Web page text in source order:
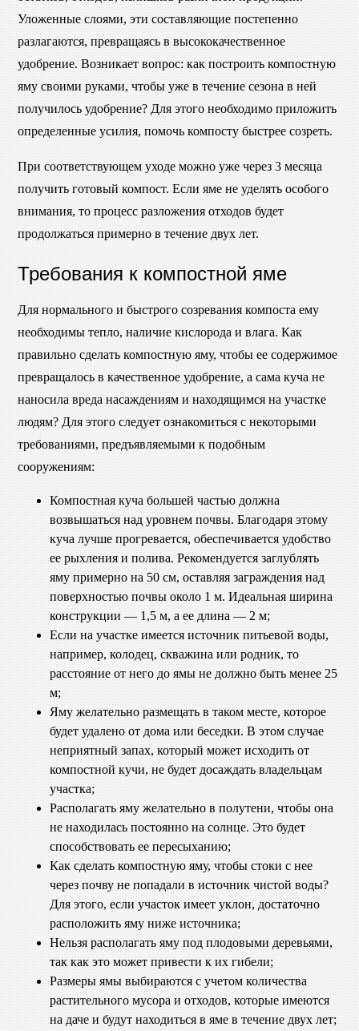
Уложенные слоями, эти составляющие постепенно
разлагаются, превращаясь в высококачественное
удобрение. Возникает вопрос: как построить компостную
яму своими руками, чтобы уже в течение сезона в ней
получилось удобрение? Для этого необходимо приложить
определенные усилия, помочь компосту быстрее созреть.
При соответствующем уходе можно уже через 3 месяца
получить готовый компост. Если яме не уделять особого
внимания, то процесс разложения отходов будет
продолжаться примерно в течение двух лет.
Требования к компостной яме
Для нормального и быстрого созревания компоста ему
необходимы тепло, наличие кислорода и влага. Как
правильно сделать компостную яму, чтобы ее содержимое
превращалось в качественное удобрение, а сама куча не
наносила вреда насаждениям и находящимся на участке
людям? Для этого следует ознакомиться с некоторыми
требованиями, предъявляемыми к подобным
сооружениям:
Компостная куча большей частью должна
возвышаться над уровнем почвы. Благодаря этому
куча лучше прогревается, обеспечивается удобство
ее рыхления и полива. Рекомендуется заглублять
яму примерно на 50 см, оставляя заграждения над
поверхностью почвы около 1 м. Идеальная ширина
конструкции — 1,5 м, а ее длина — 2 м;
Если на участке имеется источник питьевой воды,
например, колодец, скважина или родник, то
расстояние от него до ямы не должно быть менее 25
м;
Яму желательно размещать в таком месте, которое
будет удалено от дома или беседки. В этом случае
неприятный запах, который может исходить от
компостной кучи, не будет досаждать владельцам
участка;
Располагать яму желательно в полутени, чтобы она
не находилась постоянно на солнце. Это будет
способствовать ее пересыханию;
Как сделать компостную яму, чтобы стоки с нее
через почву не попадали в источник чистой воды?
Для этого, если участок имеет уклон, достаточно
расположить яму ниже источника;
Нельзя располагать яму под плодовыми деревьями,
так как это может привести к их гибели;
Размеры ямы выбираются с учетом количества
растительного мусора и отходов, которые имеются
на даче и будут находиться в яме в течение двух лет;